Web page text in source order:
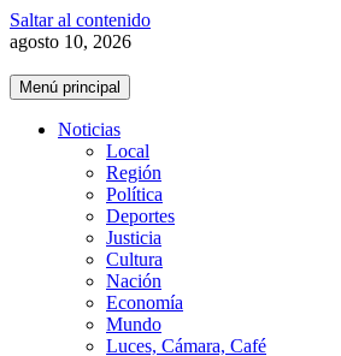
Saltar al contenido
agosto 10, 2026
Menú principal
Noticias
Local
Región
Política
Deportes
Justicia
Cultura
Nación
Economía
Mundo
Luces, Cámara, Café